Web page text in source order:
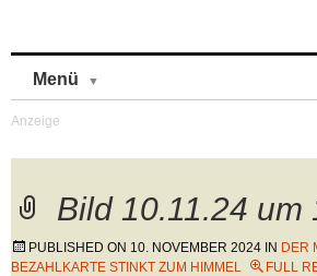
Menü
Bild 10.11.24 um
PUBLISHED ON 10. NOVEMBER 2024 IN DER
BEZAHLKARTE STINKT ZUM HIMMEL
FULL